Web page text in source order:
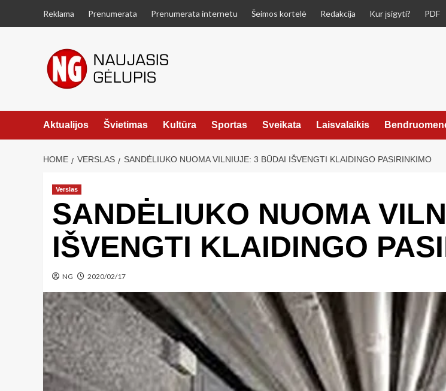
Reklama Prenumerata Prenumerata internetu Šeimos kortelė Redakcija Kur įsigyti? PDF
Aktualijos Švietimas Kultūra Sportas Sveikata Laisvalaikis
HOME VERSLAS SANDĖLIUKO NUOMA VILNIUJE: 3 BŪDAI IŠVENGTI KLAIDINGO PASIRINKIMO
Verslas
SANDĖLIUKO NUOMA
IŠVENGTI KLAIDINGO
NG 2020/02/17